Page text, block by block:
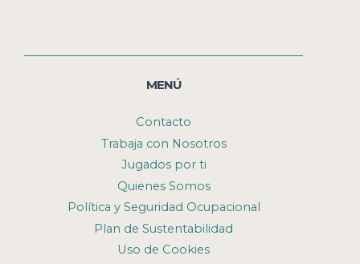
MENÚ
Contacto
Trabaja con Nosotros
Jugados por ti
Quienes Somos
Política y Seguridad Ocupacional
Plan de Sustentabilidad
Uso de Cookies